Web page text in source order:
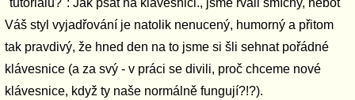
Váš styl vyjadřování je natolik nenucený, humorný a přitom
tak pravdivý, že hned den na to jsme si šli sehnat pořádné
klávesnice (a za svý - v práci se divili, proč chceme nové
klávesnice, když ty naše normálně fungují?!?).